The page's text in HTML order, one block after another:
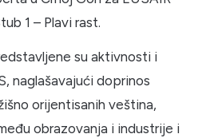
1 – Plavi rast.
su aktivnosti i
naglašavajući doprinos
orijentisanih veština,
obrazovanja i industrije i